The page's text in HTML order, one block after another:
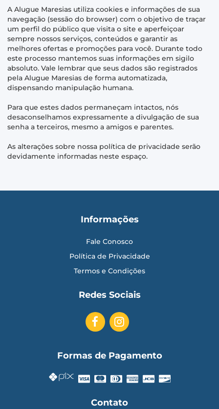
A Alugue Maresias utiliza cookies e informações de sua
navegação (sessão do browser) com o objetivo de traçar
um perfil do público que visita o site e aperfeiçoar
sempre nossos serviços, conteúdos e garantir as
melhores ofertas e promoções para você. Durante todo
este processo mantemos suas informações em sigilo
absoluto. Vale lembrar que seus dados são registrados
pela Alugue Maresias de forma automatizada,
dispensando manipulação humana.
Para que estes dados permaneçam intactos, nós
desaconselhamos expressamente a divulgação de sua
senha a terceiros, mesmo a amigos e parentes.
As alterações sobre nossa política de privacidade serão
devidamente informadas neste espaço.
Informações
Fale Conosco
Política de Privacidade
Termos e Condições
Redes Sociais
Formas de Pagamento
Contato